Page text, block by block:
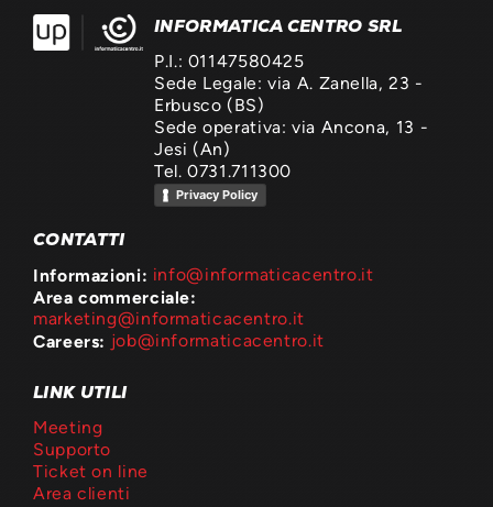
INFORMATICA CENTRO SRL
P.I.: 01147580425
Sede Legale: via A. Zanella, 23 -
Erbusco (BS)
Sede operativa: via Ancona, 13 -
Jesi (An)
Tel. 0731.711300
Privacy Policy
CONTATTI
Informazioni: info@informaticacentro.it
Area commerciale:
marketing@informaticacentro.it
Careers: job@informaticacentro.it
LINK UTILI
Meeting
Supporto
Ticket on line
Area clienti